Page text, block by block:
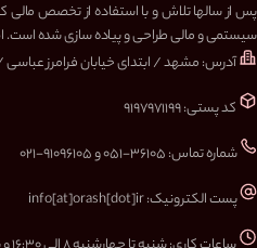
پس از سالها تلاش و با استفاده از تخصص مالی
سیستمی و مالی طراحی و پیاده سازی شده است.
آدرس: مشهد / ابتدای خیابان فرامرز
کد پستی: ۹۱۹۷۹۷۱۱۹۹
شماره تماس: ۳۶۱۰۵-۰۵۱ و ۹۱۰۹۶۱۰۵-۰۲۱
پست الکترونیک: info[at]orash[dot]ir